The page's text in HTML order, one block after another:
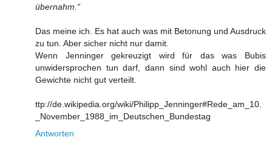
übernahm.“
Das meine ich. Es hat auch was mit Betonung und Ausdruck
zu tun. Aber sicher nicht nur damit.
Wenn Jenninger gekreuzigt wird für das was Bubis
unwidersprochen tun darf, dann sind wohl auch hier die
Gewichte nicht gut verteilt.
ttp://de.wikipedia.org/wiki/Philipp_Jenninger#Rede_am_10.
_November_1988_im_Deutschen_Bundestag
Antworten